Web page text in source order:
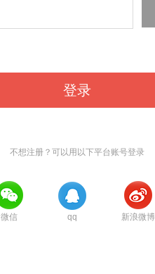
登录
不想注册？可以用以下平台账号登录
微信 qq 新浪微博